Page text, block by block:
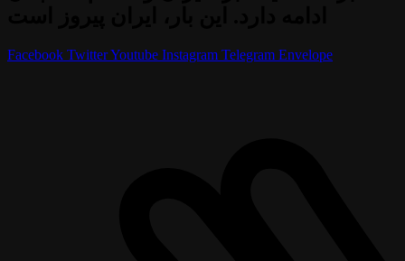
Facebook TwitterYoutube Instagram Telegram Envelope